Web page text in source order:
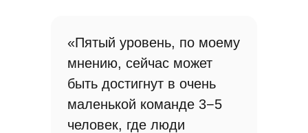
«Пятый уровень, по моему
мнению, сейчас может
быть достигнут в очень
маленькой команде 3−5
человек, где люди